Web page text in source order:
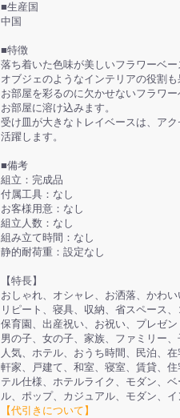
■生産国
中国
■特徴
落ち着いた色味が美しいフラワーベー
オブジェのようなインテリアの役割も
お部屋を彩るのに欠かせないフラワ
お部屋に溶け込みます。
受け皿が大きなトレイベースは、ア
活躍します。
■備考
組立：完成品
付属工具：なし
お客様用意：なし
組立人数：なし
組み立て時間：なし
静的耐荷重：設定なし
【特長】
おしゃれ、オシャレ、お洒落、かわ
リピート、寝具、収納、省スペース
保育園、出産祝い、お祝い、プレゼ
男の子、女の子、家族、ファミリー
人気、ホテル、おうち時間、民泊、
軒家、戸建て、和室、寝室、賃貸、
テル仕様、ホテルライク、モダン、
ル、ポップ、カジュアル、モダン、
【代引きについて】